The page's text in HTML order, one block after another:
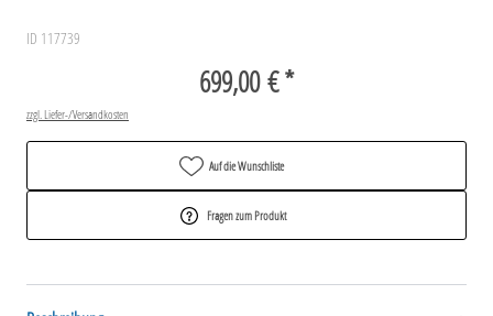
ID 117739
699,00 € *
zzgl. Liefer-/Versandkosten
Auf die Wunschliste
Fragen zum Produkt